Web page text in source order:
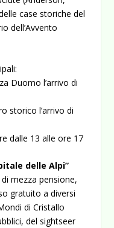
case storiche del
dell’Avvento
Duomo l’arrivo di
storico l’arrivo di
dalle 13 alle ore 17
delle Alpi”
mezza pensione,
gratuito a diversi
di Cristallo
del sightseer